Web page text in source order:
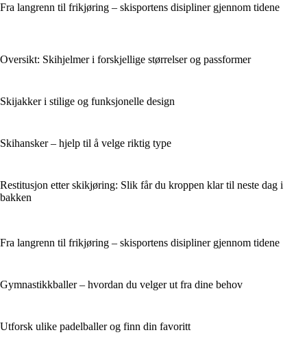
Fra langrenn til frikjøring – skisportens disipliner gjennom tidene
Oversikt: Skihjelmer i forskjellige størrelser og passformer
Skijakker i stilige og funksjonelle design
Skihansker – hjelp til å velge riktig type
Restitusjon etter skikjøring: Slik får du kroppen klar til neste dag i
bakken
Fra langrenn til frikjøring – skisportens disipliner gjennom tidene
Gymnastikkballer – hvordan du velger ut fra dine behov
Utforsk ulike padelballer og finn din favoritt